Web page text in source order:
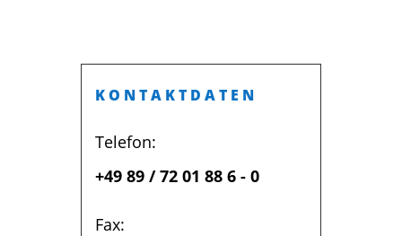
KONTAKTDATEN
Telefon:
+49 89 / 72 01 88 6 - 0
Fax: